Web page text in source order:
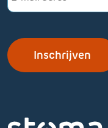
mailadres